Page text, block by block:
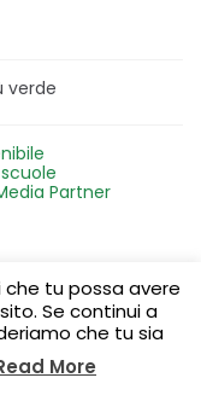
verde
Partner
che tu possa avere
Se continui a
che tu sia
More